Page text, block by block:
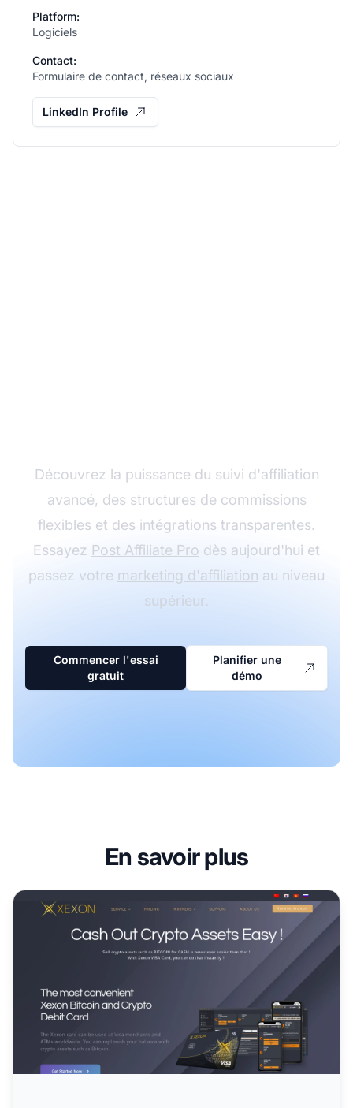
Platform:
Logiciels
Contact:
Formulaire de contact, réseaux sociaux
LinkedIn Profile
Découvrez la puissance du suivi d'affiliation
avancé, des structures de commissions
flexibles et des intégrations transparentes.
Essayez Post Affiliate Pro dès aujourd'hui et
passez votre marketing d'affiliation au niveau
supérieur.
Commencer l'essai
gratuit
Planifier une
démo
En savoir plus
Programme d'affiliation Xexon